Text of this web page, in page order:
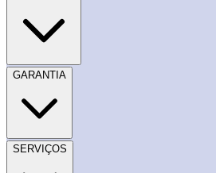
GARANTIA
SERVIÇOS